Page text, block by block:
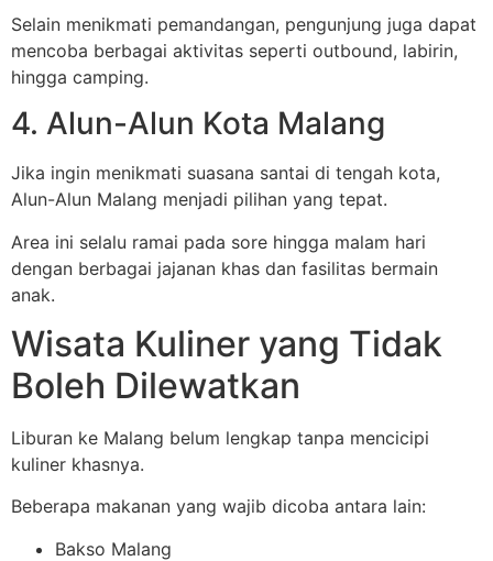
Selain menikmati pemandangan, pengunjung juga dapat
mencoba berbagai aktivitas seperti outbound, labirin,
hingga camping.
4. Alun-Alun Kota Malang
Jika ingin menikmati suasana santai di tengah kota,
Alun-Alun Malang menjadi pilihan yang tepat.
Area ini selalu ramai pada sore hingga malam hari
dengan berbagai jajanan khas dan fasilitas bermain
anak.
Wisata Kuliner yang Tidak
Boleh Dilewatkan
Liburan ke Malang belum lengkap tanpa mencicipi
kuliner khasnya.
Beberapa makanan yang wajib dicoba antara lain:
Bakso Malang